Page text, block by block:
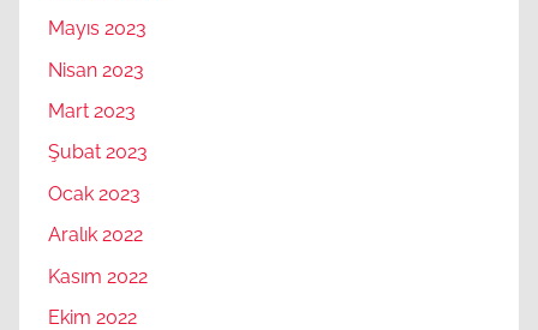
Mayıs 2023
Nisan 2023
Mart 2023
Şubat 2023
Ocak 2023
Aralık 2022
Kasım 2022
Ekim 2022